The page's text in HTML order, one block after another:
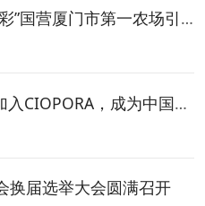
2025年“花田下陈 · 油你精彩”国营厦门市第一农场引客下乡活动暨棠潮园艺科技花卉嘉年华盛大开幕！
喜讯！棠潮园艺科技正式加入CIOPORA，成为中国唯二育种家成员
换届选举大会圆满召开